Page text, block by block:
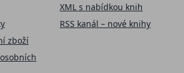
zboží
XML s nabídkou knih
RSS kanál – nové knihy